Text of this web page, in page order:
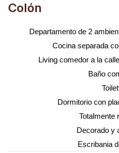
Colón
Departamento de 2
Cocina separada
Living comedor a la
Baño
Dormitorio con
Totalmente
Decorado y
Escribania